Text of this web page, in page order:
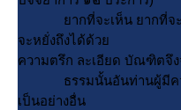
ากที่จะเห็น ยากที่จะรู้
จะหยั่งถึงได้ด้ว
ความตรึก ละเอียด บัณฑิตจึง
ธรรมนั้นอันท่านผู้มีควา
เป็นอย่างอื่น